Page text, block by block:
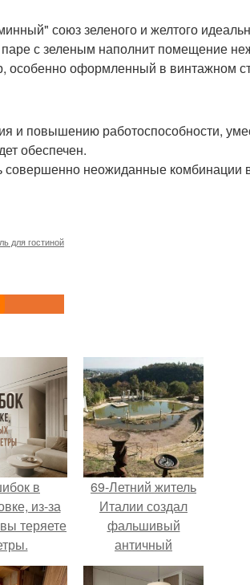
союз зеленого и желтого
паре с зеленым наполнит помещение
особенно оформленный в винтажном
и повышению работоспособности,
обеспечен.
неожиданные комбинации
для гостиной
в
из-за
теряете
69-Летний житель
Италии создал
фальшивый
античный
амфитеатр и